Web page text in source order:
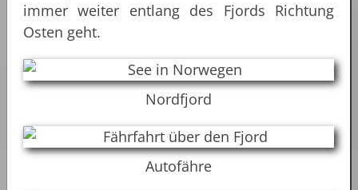
immer weiter entlang des Fjords Richtung
Osten geht.
Nordfjord
Autofähre